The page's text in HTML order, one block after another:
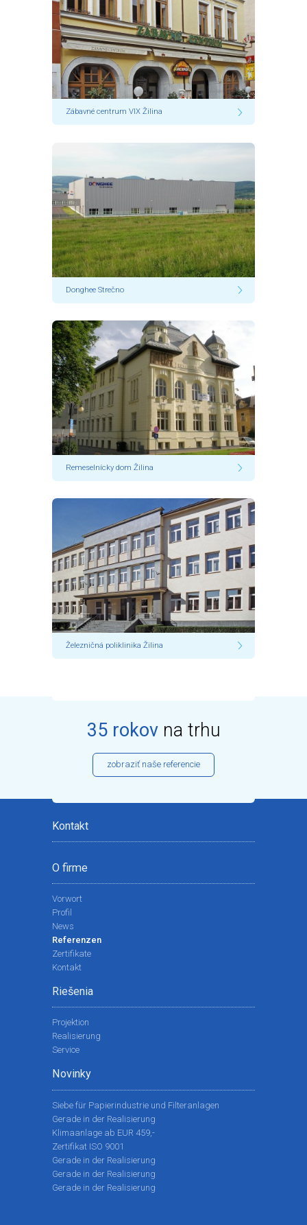
Zábavné centrum VIX Žilina
Donghee Strečno
Remeselnícky dom Žilina
Železničná poliklinika Žilina
35 rokovna trhu
zobraziť naše referencie
Kontakt
O firme
Vorwort
Profil
News
Referenzen
Zertifikate
Kontakt
Riešenia
Projektion
Realisierung
Service
Novinky
Siebe für Papierindustrie und Filteranlagen
Gerade in der Realisierung
Klimaanlage ab EUR 459,-
Zertifikat ISO 9001
Gerade in der Realisierung
Gerade in der Realisierung
Gerade in der Realisierung